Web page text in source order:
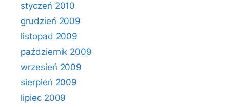
styczeń 2010
grudzień 2009
listopad 2009
październik 2009
wrzesień 2009
sierpień 2009
lipiec 2009